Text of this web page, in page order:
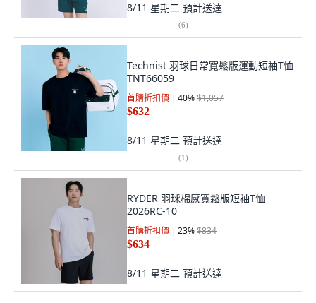
8/11 星期二 預計送達
(6)
Technist 羽球日常寬鬆版運動短袖T恤
TNT66059
首購折扣價 40%$1,057
$632
8/11 星期二 預計送達
(1)
RYDER 羽球棉感寬鬆版短袖T恤
2026RC-10
首購折扣價 23%$834
$634
8/11 星期二 預計送達